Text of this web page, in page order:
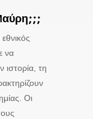
να
τη
Οι